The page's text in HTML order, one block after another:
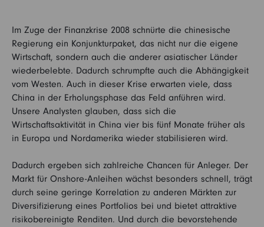
Betriebliche Vorsorge
My Fidelity
Sie sind noch kein Fidelity Kunde?
Sie sind bereits Fidelity Kunde?
Im Zuge der Finanzkrise 2008 schnürte die chinesische
Regierung ein Konjunkturpaket, das nicht nur die eigene
Wirtschaft, sondern auch die anderer asiatischer Länder
wiederbelebte. Dadurch schrumpfte auch die Abhängigkeit
vom Westen. Auch in dieser Krise erwarten viele, dass
China in der Erholungsphase das Feld anführen wird.
Unsere Analysten glauben, dass sich die
Wirtschaftsaktivität in China vier bis fünf Monate früher als
in Europa und Nordamerika wieder stabilisieren wird.
Dadurch ergeben sich zahlreiche Chancen für Anleger. Der
Markt für Onshore-Anleihen wächst besonders schnell, trägt
durch seine geringe Korrelation zu anderen Märkten zur
Diversifizierung eines Portfolios bei und bietet attraktive
risikobereinigte Renditen. Und durch die bevorstehende